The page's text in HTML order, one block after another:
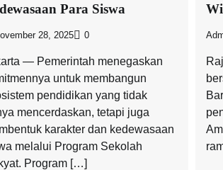
Para Siswa
28, 2025 0
— Pemerintah menegaskan
untuk membangun
pendidikan yang tidak
mencerdaskan, tetapi juga
karakter dan kedewasaan
melalui Program Sekolah
Program […]